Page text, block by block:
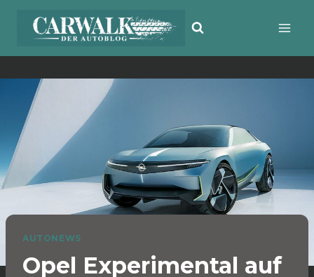
Inhalt
AUTONEWS
Opel Experimental auf